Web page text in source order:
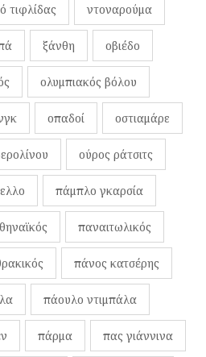
τιφλίδας ντοναρούμα
ξάνθη οβιέδο
ολυμπιακός βόλου
οπαδοί οστιαμάρε
ούρος ράτσιτς
πάμπλο γκαρσία
παναιτωλικός
πάνος κατσέρης
πάουλο ντιμπάλα
πάρμα πας γιάννινα